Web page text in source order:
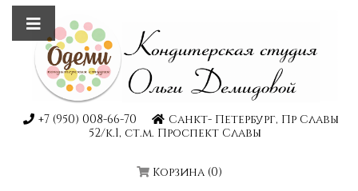
+7 (950) 008-66-70
Санкт- Петербург, Пр Славы
52/к.1, ст.м. Проспект Славы
Корзина (0)